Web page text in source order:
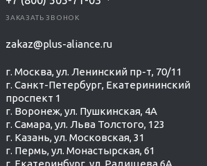
ЗАКАЗАТЬ ЗВОНОК
zakaz@plus-aliance.ru
г. Москва, ул. Ленинский пр-т, 70/11
г. Санкт-Петербург, Екатерининский
проспект 1
г. Воронеж, ул. Пушкинская, 4А
г. Самара, ул. Льва Толстого, 123
г. Казань, ул. Московская, 31
г. Пермь, ул. Монастырская, 61